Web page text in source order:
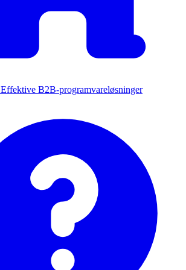
Effektive B2B-programvareløsninger